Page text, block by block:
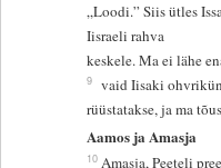
„Loodi.” Siis ütles
Iisraeli rahva
keskele. Ma ei lähe
9 vaid Iisaki
rüüstatakse, ja ma
Aamos ja Amasja
10 Amasja, Peeteli